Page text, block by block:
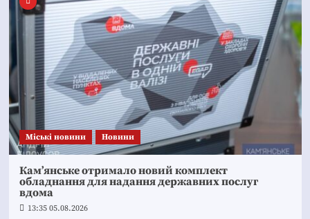
Mіські новини Новини
Кам’янське отримало новий комплект
обладнання для надання державних послуг
вдома
13:35 05.08.2026